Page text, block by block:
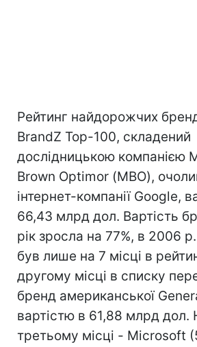
Рейтинг найдорожчих
BrandZ Top-100, складений
дослідницькою компанією
Brown Optimor (МВО),
інтернет-компанії Google,
66,43 млрд дол. Вартість
рік зросла на 77%, в 2006
був лише на 7 місці в
другому місці в списку
бренд американської
вартістю в 61,88 млрд дол.
третьому місці - Microsoft